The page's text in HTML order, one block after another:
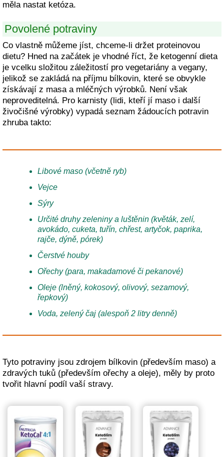
měla nastat ketóza.
Povolené potraviny
Co vlastně můžeme jíst, chceme-li držet proteinovou
dietu? Hned na začátek je vhodné říct, že ketogenní dieta
je vcelku složitou záležitostí pro vegetariány a vegany,
jelikož se zakládá na příjmu bílkovin, které se obvykle
získávají z masa a mléčných výrobků. Není však
neproveditelná. Pro karnisty (lidi, kteří jí maso i další
živočišné výrobky) vypadá seznam žádoucích potravin
zhruba takto:
Libové maso (včetně ryb)
Vejce
Sýry
Určité druhy zeleniny a luštěnin (květák, zelí,
avokádo, cuketa, tuřín, chřest, artyčok, paprika,
rajče, dýně, pórek)
Čerstvé houby
Ořechy (para, makadamové či pekanové)
Oleje (lněný, kokosový, olivový, sezamový,
řepkový)
Voda, zelený čaj (alespoň 2 litry denně)
Tyto potraviny jsou zdrojem bílkovin (především maso) a
zdravých tuků (především ořechy a oleje), měly by proto
tvořit hlavní podíl vaší stravy.